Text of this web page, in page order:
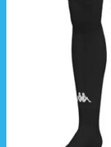
Les
chaque
À partir
La